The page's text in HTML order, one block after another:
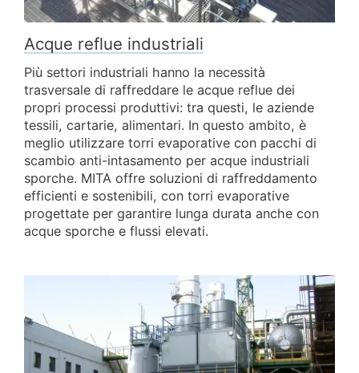
Acque reflue industriali
Più settori industriali hanno la necessità
trasversale di raffreddare le acque reflue dei
propri processi produttivi: tra questi, le aziende
tessili, cartarie, alimentari. In questo ambito, è
meglio utilizzare torri evaporative con pacchi di
scambio anti-intasamento per acque industriali
sporche. MITA offre soluzioni di raffreddamento
efficienti e sostenibili, con torri evaporative
progettate per garantire lunga durata anche con
acque sporche e flussi elevati.